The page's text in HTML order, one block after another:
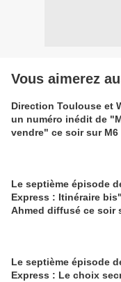
Vous aimerez
Direction Toulouse et
un numéro inédit de
vendre" ce soir sur M6
Le septième épisode
Express : Itinéraire
Ahmed diffusé ce soir
Le septième épisode
Express : Le choix